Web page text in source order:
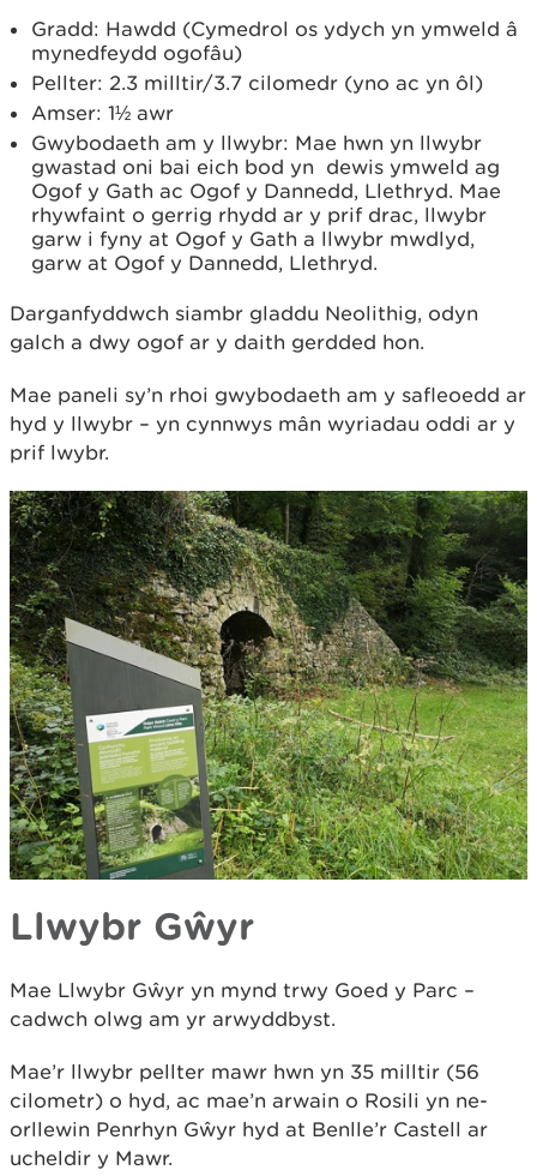
Gradd: Hawdd (Cymedrol os ydych yn ymweld â
mynedfeydd ogofâu)
Pellter: 2.3 milltir/3.7 cilomedr (yno ac yn ôl)
Amser: 1½ awr
Gwybodaeth am y llwybr: Mae hwn yn llwybr
gwastad oni bai eich bod yn dewis ymweld ag
Ogof y Gath ac Ogof y Dannedd, Llethryd. Mae
rhywfaint o gerrig rhydd ar y prif drac, llwybr
garw i fyny at Ogof y Gath a llwybr mwdlyd,
garw at Ogof y Dannedd, Llethryd.
Darganfyddwch siambr gladdu Neolithig, odyn
galch a dwy ogof ar y daith gerdded hon.
Mae paneli sy’n rhoi gwybodaeth am y safleoedd ar
hyd y llwybr – yn cynnwys mân wyriadau oddi ar y
prif lwybr.
Llwybr Gŵyr
Mae Llwybr Gŵyr yn mynd trwy Goed y Parc –
cadwch olwg am yr arwyddbyst.
Mae’r llwybr pellter mawr hwn yn 35 milltir (56
cilometr) o hyd, ac mae’n arwain o Rosili yn ne-
orllewin Penrhyn Gŵyr hyd at Benlle’r Castell ar
ucheldir y Mawr.